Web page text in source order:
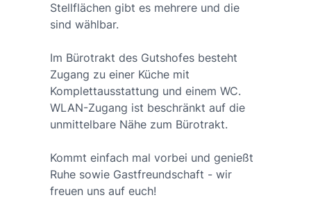
Stellflächen gibt es mehrere und die
sind wählbar.
Im Bürotrakt des Gutshofes besteht
Zugang zu einer Küche mit
Komplettausstattung und einem WC.
WLAN-Zugang ist beschränkt auf die
unmittelbare Nähe zum Bürotrakt.
Kommt einfach mal vorbei und genießt
Ruhe sowie Gastfreundschaft - wir
freuen uns auf euch!